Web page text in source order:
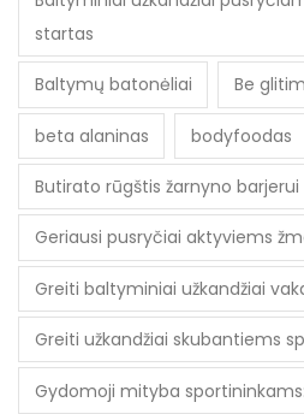
startas
Baltymų batonėliai Be
beta alaninas bodyfoodas
Butirato rūgštis žarnyno barjerui
Geriausi pusryčiai aktyviems
Greiti baltyminiai užkandžiai
Greiti užkandžiai skubantiems
Gydomoji mityba